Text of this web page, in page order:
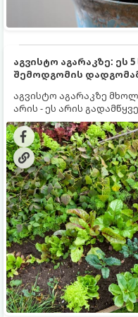
აგვისტო აგარაკზე: ეს
შემოდგომის
აგვისტო აგარაკზე
არის - ეს არის
ეყრება მომავალი წლის
შემოდგომა-ზამთრის
ნიადაგმა ენერგია
ზამთარს გაუძლონ,
მნიშვნელოვანი საქმის